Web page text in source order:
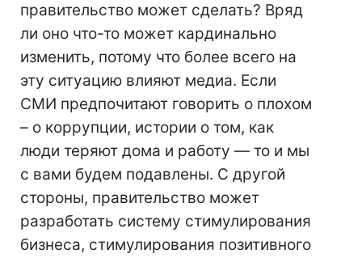
правительство может сделать? Вряд
ли оно что-то может кардинально
изменить, потому что более всего на
эту ситуацию влияют медиа. Если
СМИ предпочитают говорить о плохом
– о коррупции, истории о том, как
люди теряют дома и работу — то и мы
с вами будем подавлены. С другой
стороны, правительство может
разработать систему стимулирования
бизнеса, стимулирования позитивного